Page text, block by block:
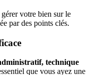
votre bien sur le
par des points clés.
technique
que vous ayez une